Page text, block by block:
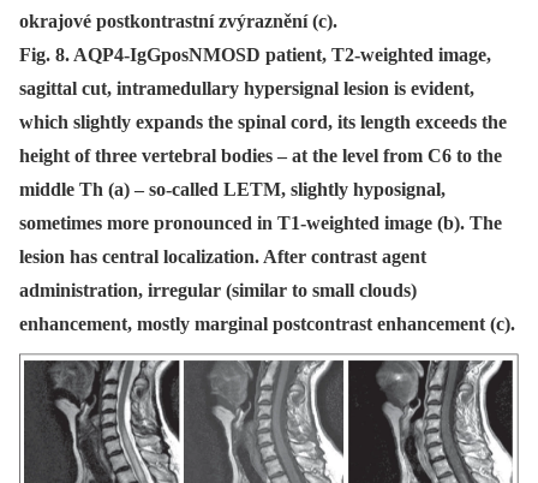
okrajové postkontrastní zvýraznění (c).
Fig. 8. AQP4-IgGposNMOSD patient, T2-weighted image,
sagittal cut, intramedullary hypersignal lesion is evident,
which slightly expands the spinal cord, its length exceeds the
height of three vertebral bodies – at the level from C6 to the
middle Th (a) – so-called LETM, slightly hyposignal,
sometimes more pronounced in T1-weighted image (b). The
lesion has central localization. After contrast agent
administration, irregular (similar to small clouds)
enhancement, mostly marginal postcontrast enhancement (c).